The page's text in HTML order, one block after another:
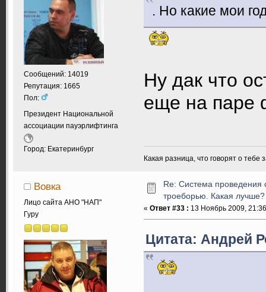
Сообщений: 14019
Репутация: 1665
Пол:
Президент Национальной
ассоциации пауэрлифтинга
Город: Екатеринбург
. Но какие мои
Ну дак что
еще на паре
Какая разница, что говорят о
Вовка
Лицо сайта АНО "НАП"
Гуру
Re: Система проведения
троеборью. Какая лучше?
« Ответ #33 : 13 Ноябрь 2009,
Цитата: Андрей